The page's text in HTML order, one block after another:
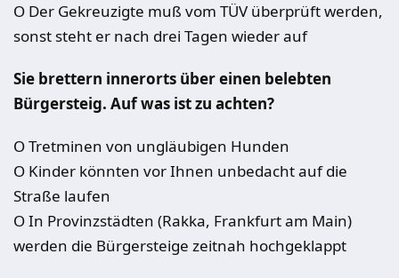
O Der Gekreuzigte muß vom TÜV überprüft werden,
sonst steht er nach drei Tagen wieder auf
Sie brettern innerorts über einen belebten
Bürgersteig. Auf was ist zu achten?
O Tretminen von ungläubigen Hunden
O Kinder könnten vor Ihnen unbedacht auf die
Straße laufen
O In Provinzstädten (Rakka, Frankfurt am Main)
werden die Bürgersteige zeitnah hochgeklappt